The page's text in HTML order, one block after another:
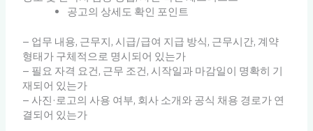
공고의 상세도 확인 포인트
– 업무 내용, 근무지, 시급/급여 지급 방식, 근무시간, 계약
형태가 구체적으로 명시되어 있는가
– 필요 자격 요건, 근무 조건, 시작일과 마감일이 명확히 기
재되어 있는가
– 사진·로고의 사용 여부, 회사 소개와 공식 채용 경로가 연
결되어 있는가